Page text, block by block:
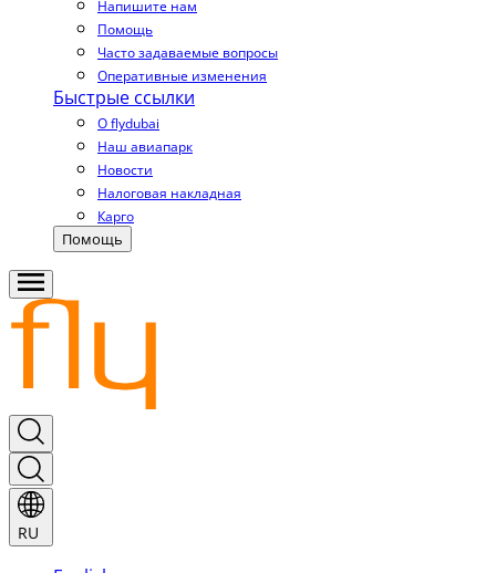
Напишите нам
Помощь
Часто задаваемые вопросы
Оперативные изменения
Быстрые ссылки
О flydubai
Наш авиапарк
Новости
Налоговая накладная
Карго
Помощь
RU